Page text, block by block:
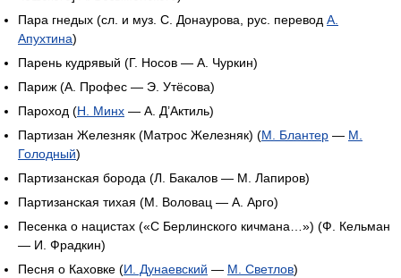
Пара гнедых (сл. и муз. С. Донаурова, рус. перевод А.
Апухтина)
Парень кудрявый (Г. Носов — А. Чуркин)
Париж (А. Профес — Э. Утёсова)
Пароход (Н. Минх — А. Д’Актиль)
Партизан Железняк (Матрос Железняк) (М. Блантер — М.
Голодный)
Партизанская борода (Л. Бакалов — М. Лапиров)
Партизанская тихая (М. Воловац — А. Арго)
Песенка о нацистах («С Берлинского кичмана…») (Ф. Кельман
— И. Фрадкин)
Песня о Каховке (И. Дунаевский — М. Светлов)